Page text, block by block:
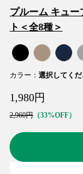
プルーム キュー
ト＜全8種＞
カラー ： 選択してく
2,960円 33%OFF
1,980円